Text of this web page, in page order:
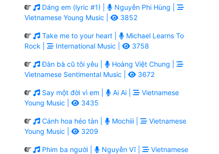
Dáng em (lyric #1) |
Nguyễn Phi Hùng |
Vietnamese Young Music |
3852
Take me to your heart |
Michael Learns To
Rock |
International Music | 3758
Đàn bà cũ tôi yêu |
Hoàng Việt Chung |
Vietnamese Sentimental Music |
3672
Say một đời vì em | Ai Ai |
Vietnamese
Young Music |
3435
Cánh hoa héo tàn | Mochiii |
Vietnamese
Young Music |
3209
Phim ba người | Nguyễn Vĩ |
Vietnamese